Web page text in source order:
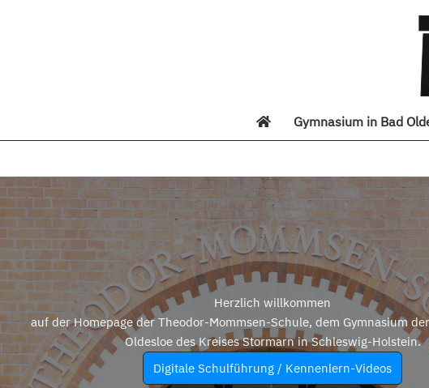
Gymnasium in Bad
Herzlich willkommen
auf der Homepage der Theodor-Mommsen-Schule, dem Gymnasium
Oldesloe des Kreises Stormarn in Schleswig-Holstein.
Digitale Schulführung / Kennenlern-Videos